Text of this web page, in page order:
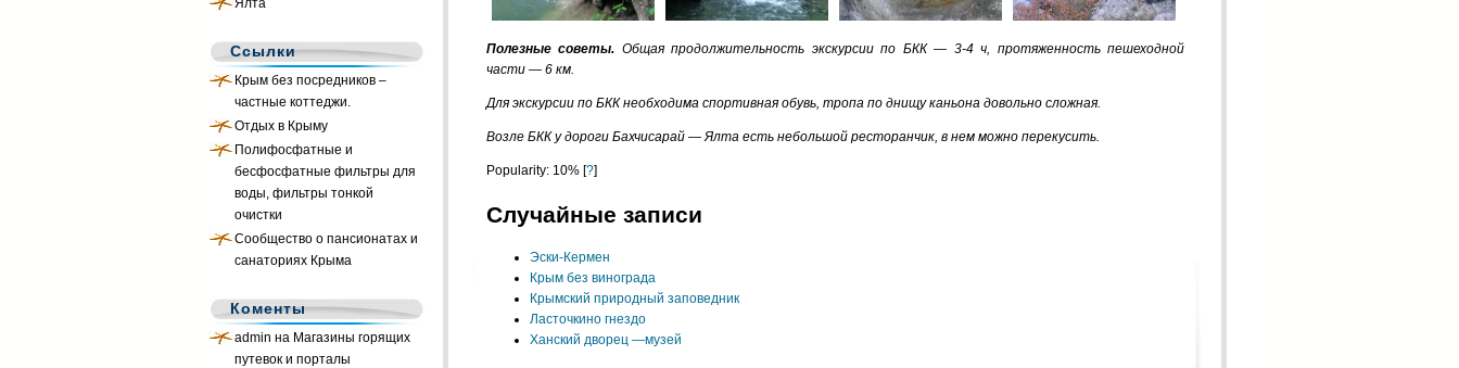
Ялта
Ссылки
Крым без посредников –
частные коттеджи.
Отдых в Крыму
Полифосфатные и
бесфосфатные фильтры для
воды, фильтры тонкой
очистки
Сообщество о пансионатах и
санаториях Крыма
Коменты
admin на Магазины горящих
путевок и порталы
Полезные советы. Общая продолжительность экскурсии по БКК — 3-4ч, протяженность пеше­ходной
части — 6 км.
Для экскурсии по БКК необходима спортивная обувь, тропа по днищу каньона довольно сложная.
Возле БКК у дороги Бахчисарай — Ялта есть не­большой ресторанчик, в нем можно перекусить.
Popularity: 10% [?]
Случайные записи
Эски-Кермен
Крым без винограда
Крымский природный заповедник
Ласточкино гнездо
Ханский дворец —музей